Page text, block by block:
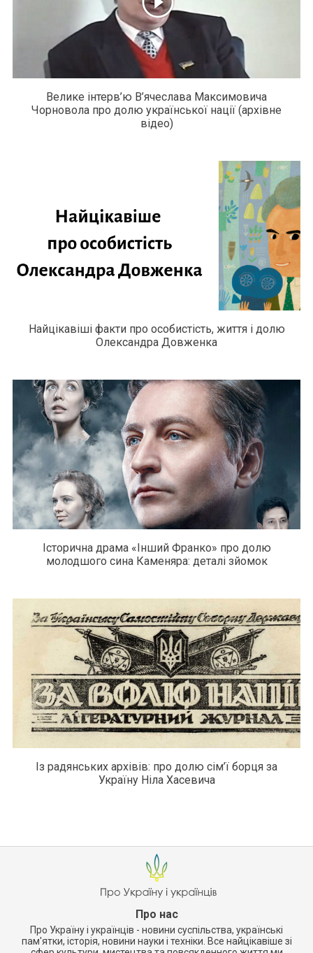
Велике інтерв’ю В’ячеслава Максимовича
Чорновола про долю української нації (архівне
відео)
Найцікавіші факти про особистість, життя і долю
Олександра Довженка
Історична драма «Інший Франко» про долю
молодшого сина Каменяра: деталі зйомок
Із радянських архівів: про долю сім’ї борця за
Україну Ніла Хасевича
Про нас
Про Україну і українців - новини суспільства, українські
пам'ятки, історія, новини науки і техніки. Все найцікавіше зі